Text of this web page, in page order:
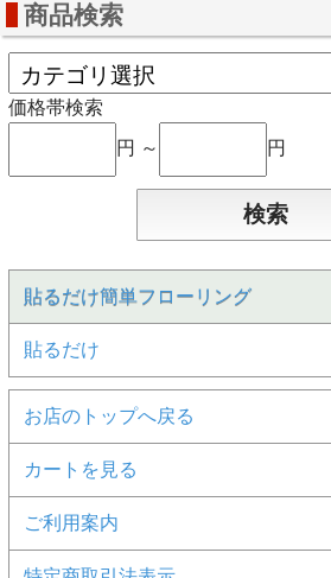
商品検索
価格帯検索
円 ～ 円
貼るだけ簡単フローリング
貼るだけ
お店のトップへ戻る
カートを見る
ご利用案内